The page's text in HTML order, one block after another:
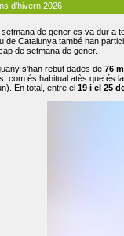
d'hivern 2026
de gener es va dur a
de Catalunya també han
de setmana de gener.
s'han rebut dades de 76
com és habitual atès que és
En total, entre el 19 i el 25